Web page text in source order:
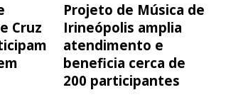
Cruz
Projeto de Música de
Irineópolis amplia
atendimento e
beneficia cerca de
200 participantes